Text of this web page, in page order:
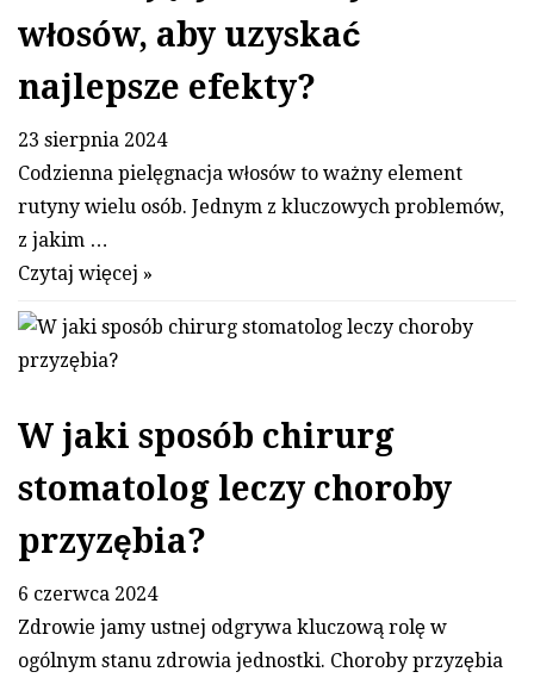
włosów, aby uzyskać
najlepsze efekty?
23 sierpnia 2024
Codzienna pielęgnacja włosów to ważny element
rutyny wielu osób. Jednym z kluczowych problemów,
z jakim …
Czytaj więcej »
W jaki sposób chirurg
stomatolog leczy choroby
przyzębia?
6 czerwca 2024
Zdrowie jamy ustnej odgrywa kluczową rolę w
ogólnym stanu zdrowia jednostki. Choroby przyzębia